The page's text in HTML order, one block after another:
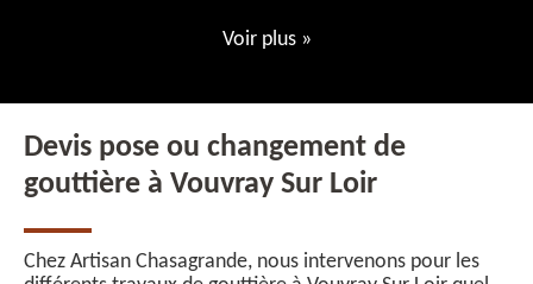
Voir plus »
Devis pose ou changement de
gouttière à Vouvray Sur Loir
Chez Artisan Chasagrande, nous intervenons pour les